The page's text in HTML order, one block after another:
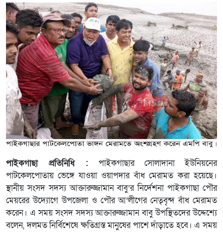
পাইকগাছা প্রতিনিধি : পাইকগাছার সোলাদানা ইউনিয়নের
পাটকেলপোতায় ভেঙ্গে যাওয়া ওয়াপদার বাঁধ মেরামত করা হয়েছে।
স্থানীয় সংসদ সদস্য আক্তারুজ্জামান বাবু’র নির্দেশনা পাইকগাছা পৌর
মেয়রের উদ্যোগে উপজেলা ও পৌর আ’লীগের নেতৃবৃন্দ বাঁধ মেরামত
করেন। এ সময় সংসদ সদস্য আক্তারুজ্জামান বাবু উপস্থিতদের উদ্দেশ্যে
বলেন, দলমত নির্বিশেষে ক্ষতিগ্রস্ত মানুষের পাশে দাঁড়াতে হবে। এ সময়